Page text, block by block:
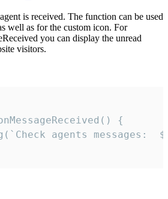
is received. The function can be used
well as for the custom icon. For
you can display the unread
visitors.
{